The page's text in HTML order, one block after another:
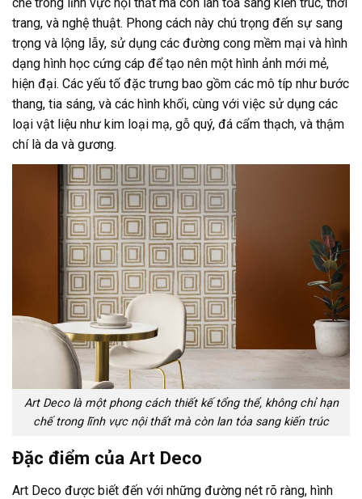
trang, và nghệ thuật. Phong cách này chú trọng đến sự sang
trọng và lộng lẫy, sử dụng các đường cong mềm mại và hình
dạng hình học cứng cáp để tạo nên một hình ảnh mới mẻ,
hiện đại. Các yếu tố đặc trưng bao gồm các mô típ như bước
thang, tia sáng, và các hình khối, cùng với việc sử dụng các
loại vật liệu như kim loại mạ, gỗ quý, đá cẩm thạch, và thậm
chí là da và gương.
Art Deco là một phong cách thiết kế tổng thể, không chỉ hạn
chế trong lĩnh vực nội thất mà còn lan tỏa sang kiến trúc
Đặc điểm của Art Deco
Art Deco được biết đến với những đường nét rõ ràng, hình